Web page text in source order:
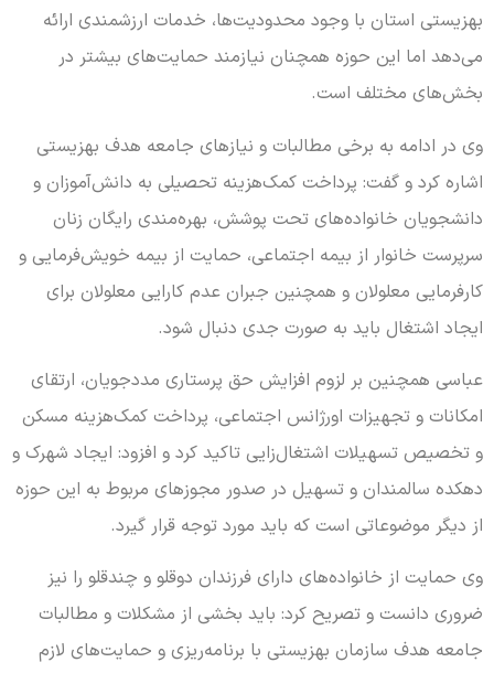
بهزیستی استان با وجود محدودیت‌ها، خدمات ارزشمندی ارائه
می‌دهد اما این حوزه همچنان نیازمند حمایت‌های بیشتر در
بخش‌های مختلف است.
وی در ادامه به برخی مطالبات و نیازهای جامعه هدف بهزیستی
اشاره کرد و گفت: پرداخت کمک‌هزینه تحصیلی به دانش‌آموزان و
دانشجویان خانواده‌های تحت پوشش، بهره‌مندی رایگان زنان
سرپرست خانوار از بیمه اجتماعی، حمایت از بیمه خویش‌فرمایی و
کارفرمایی معلولان و همچنین جبران عدم کارایی معلولان برای
ایجاد اشتغال باید به صورت جدی دنبال شود.
عباسی همچنین بر لزوم افزایش حق پرستاری مددجویان، ارتقای
امکانات و تجهیزات اورژانس اجتماعی، پرداخت کمک‌هزینه مسکن
و تخصیص تسهیلات اشتغال‌زایی تاکید کرد و افزود: ایجاد شهرک و
دهکده سالمندان و تسهیل در صدور مجوزهای مربوط به این حوزه
از دیگر موضوعاتی است که باید مورد توجه قرار گیرد.
وی حمایت از خانواده‌های دارای فرزندان دوقلو و چندقلو را نیز
ضروری دانست و تصریح کرد: باید بخشی از مشکلات و مطالبات
جامعه هدف سازمان بهزیستی با برنامه‌ریزی و حمایت‌های لازم